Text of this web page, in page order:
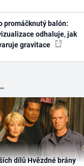
promáčknutý balón:
odhaluje, jak
gravitace
dílů Hvězdné brány